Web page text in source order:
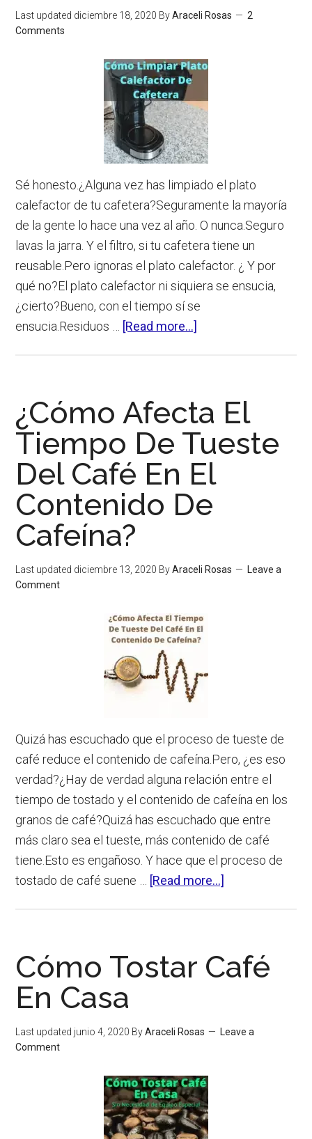
Last updated diciembre 18, 2020 ByAraceli Rosas
2
Comments
Sé honesto.¿Alguna vez has limpiado el plato
calefactor de tu cafetera?Seguramente la mayoría
de la gente lo hace una vez al año. O nunca.Seguro
lavas la jarra. Y el filtro, si tu cafetera tiene un
reusable.Pero ignoras el plato calefactor. ¿ Y por
qué no?El plato calefactor ni siquiera se ensucia,
¿cierto?Bueno, con el tiempo sí se
ensucia.Residuos … [Read more...]
Calefactor
De
Cafetera
¿Cómo Afecta El
Tiempo De Tueste
Del Café En El
Contenido De
Cafeína?
Last updated diciembre 13, 2020 ByAraceli Rosas
Leave a
Comment
Quizá has escuchado que el proceso de tueste de
café reduce el contenido de cafeína.Pero, ¿es eso
verdad?¿Hay de verdad alguna relación entre el
tiempo de tostado y el contenido de cafeína en los
granos de café?Quizá has escuchado que entre
más claro sea el tueste, más contenido de café
tiene.Esto es engañoso. Y hace que el proceso de
tostado de café suene … [Read more...]
Tiempo
De
Cómo Tostar Café
En Casa
Last updated junio 4, 2020 ByAraceli Rosas
Leave a
Comment